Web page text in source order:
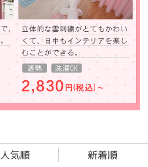
人気順 新着順